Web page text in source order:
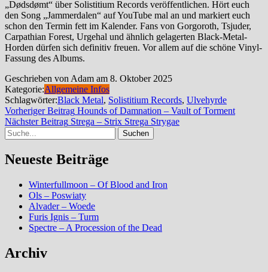
„Dødsdømt“ über Solistitium Records veröffentlichen. Hört euch
den Song „Jammerdalen“ auf YouTube mal an und markiert euch
schon den Termin fett im Kalender. Fans von Gorgoroth, Tsjuder,
Carpathian Forest, Urgehal und ähnlich gelagerten Black-Metal-
Horden dürfen sich definitiv freuen. Vor allem auf die schöne Vinyl-
Fassung des Albums.
Geschrieben von Adam am 8. Oktober 2025
Kategorie:Allgemeine Infos
Schlagwörter:Black Metal, Solistitium Records, Ulvehyrde
Beitragsnavigation
Vorheriger Beitrag Hounds of Damnation – Vault of Torment
Nächster Beitrag Strega – Strix Strega StrygaeNächster
Suche
Neueste Beiträge
Winterfullmoon – Of Blood and Iron
Ols – Poswiaty
Alvader – Woede
Furis Ignis – Turm
Spectre – A Procession of the Dead
Archiv